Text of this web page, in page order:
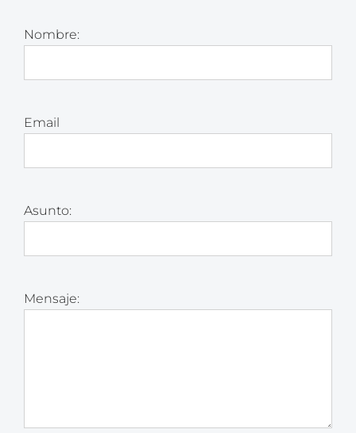
Nombre:
Email
Asunto:
Mensaje: